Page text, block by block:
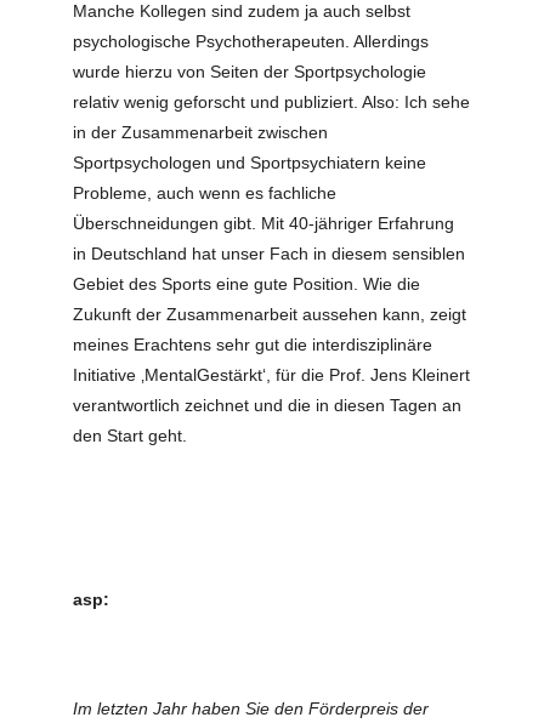
Manche Kollegen sind zudem ja auch selbst
psychologische Psychotherapeuten. Allerdings
wurde hierzu von Seiten der Sportpsychologie
relativ wenig geforscht und publiziert. Also: Ich sehe
in der Zusammenarbeit zwischen
Sportpsychologen und Sportpsychiatern keine
Probleme, auch wenn es fachliche
Überschneidungen gibt. Mit 40-jähriger Erfahrung
in Deutschland hat unser Fach in diesem sensiblen
Gebiet des Sports eine gute Position. Wie die
Zukunft der Zusammenarbeit aussehen kann, zeigt
meines Erachtens sehr gut die interdisziplinäre
Initiative ‚MentalGestärkt‘, für die Prof. Jens Kleinert
verantwortlich zeichnet und die in diesen Tagen an
den Start geht.
asp:
Im letzten Jahr haben Sie den Förderpreis der